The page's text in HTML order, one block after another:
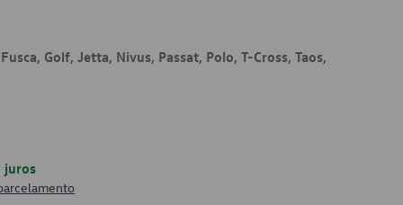
Golf, Jetta, Nivus, Passat, Polo, T-Cross, Taos,
juros